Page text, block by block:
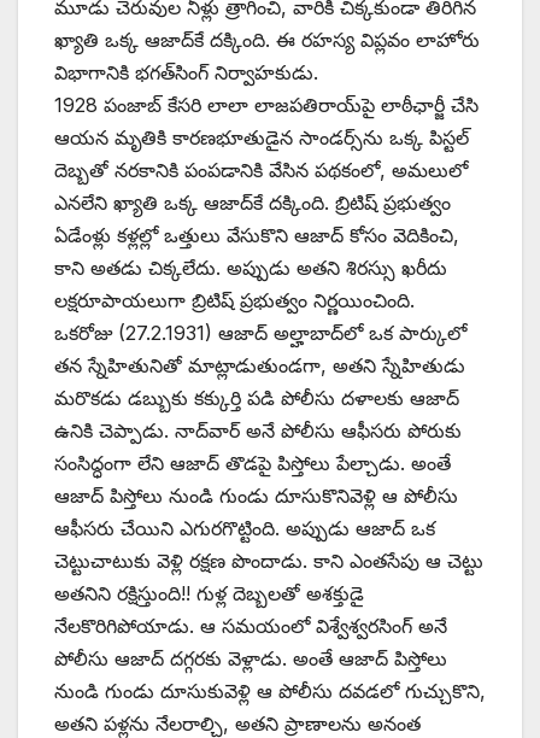
మూడు చెరువుల నీళ్లు త్రాగించి, వారికి చిక్కకుండా తిరిగిన
ఖ్యాతి ఒక్క ఆజాద్‌కే దక్కింది. ఈ రహస్య విప్లవం లాహోరు
విభాగానికి భగత్‌సింగ్‌ ‌నిర్వాహకుడు.
1928 పంజాబ్‌ ‌కేసరి లాలా లాజపతిరాయ్‌పై లాఠీఛార్జీ చేసి
ఆయన మృతికి కారణభూతుడైన సాండర్స్‌ను ఒక్క పిస్టల్‌
‌దెబ్బతో నరకానికి పంపడానికి వేసిన పథకంలో, అమలులో
ఎనలేని ఖ్యాతి ఒక్క ఆజాద్‌కే దక్కింది. బ్రిటిష్‌ ‌ప్రభుత్వం
ఏడేంళ్లు కళ్లల్లో ఒత్తులు వేసుకొని ఆజాద్‌ ‌కోసం వెదికించి,
కాని అతడు చిక్కలేదు. అప్పుడు అతని శిరస్సు ఖరీదు
లక్షరూపాయలుగా బ్రిటిష్‌ ‌ప్రభుత్వం నిర్ణయించింది.
ఒకరోజు (27.2.1931) ఆజాద్‌ అల్హాబాద్‌లో ఒక పార్కులో
తన స్నేహితునితో మాట్లాడుతుండగా, అతని స్నేహితుడు
మరొకడు డబ్బుకు కక్కుర్తి పడి పోలీసు దళాలకు ఆజాద్‌
ఉనికి చెప్పాడు. నాద్‌వార్‌ అనే పోలీసు ఆఫీసరు పోరుకు
సంసిద్ధంగా లేని ఆజాద్‌ ‌తొడపై పిస్తోలు పేల్చాడు. అంతే
ఆజాద్‌ ‌పిస్తోలు నుండి గుండు దూసుకొనివెళ్లి ఆ పోలీసు
ఆఫీసరు చేయిని ఎగురగొట్టింది. అప్పుడు ఆజాద్‌ ఒక
చెట్టుచాటుకు వెళ్లి రక్షణ పొందాడు. కాని ఎంతసేపు ఆ చెట్టు
అతనిని రక్షిస్తుంది!! గుళ్ల దెబ్బలతో అశక్తుడై
నేలకొరిగిపోయాడు. ఆ సమయంలో విశ్వేశ్వరసింగ్‌ అనే
పోలీసు ఆజాద్‌ ‌దగ్గరకు వెళ్లాడు. అంతే ఆజాద్‌ ‌పిస్తోలు
నుండి గుండు దూసుకువెళ్లి ఆ పోలీసు దవడలో గుచ్చుకొని,
అతని పళ్లను నేలరాల్చి, అతని ప్రాణాలను అనంత